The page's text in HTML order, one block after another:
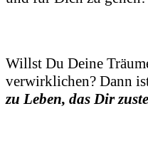
Willst Du Deine
verwirklichen? Dann
zu Leben, das Dir